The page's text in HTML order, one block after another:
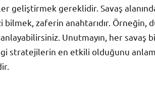
geliştirmek gereklidir. Savaş
zaferin anahtarıdır. Örneğin,
Unutmayın, her savaş
stratejilerin en etkili olduğunu